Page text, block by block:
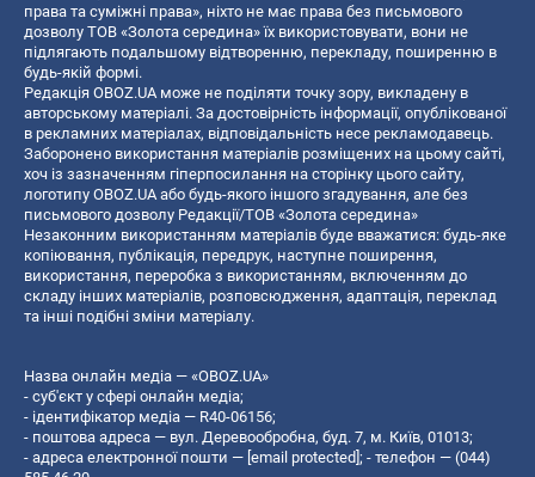
права та суміжні права», ніхто не має права без письмового
дозволу ТОВ «Золота середина» їх використовувати, вони не
підлягають подальшому відтворенню, перекладу, поширенню в
будь-якій формі.
Редакція OBOZ.UA може не поділяти точку зору, викладену в
авторському матеріалі. За достовірність інформації, опублікованої
в рекламних матеріалах, відповідальність несе рекламодавець.
Заборонено використання матеріалів розміщених на цьому сайті,
хоч із зазначенням гіперпосилання на сторінку цього сайту,
логотипу OBOZ.UA або будь-якого іншого згадування, але без
письмового дозволу Редакції/ТОВ «Золота середина»
Незаконним використанням матеріалів буде вважатися: будь-яке
копiювання, публiкацiя, передрук, наступне поширення,
використання, переробка з використанням, включенням до
складу інших матеріалів, розповсюдження, адаптація, переклад
та інші подібні зміни матеріалу.
Назва онлайн медіа — «OBOZ.UA»
- суб'єкт у сфері онлайн медіа;
- ідентифікатор медіа — R40-06156;
- поштова адреса — вул. Деревообробна, буд. 7, м. Київ, 01013;
- адреса електронної пошти — [email protected]; - телефон — (044)